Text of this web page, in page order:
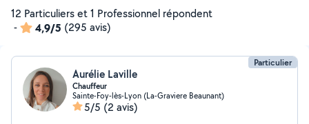
12 Particuliers et 1 Professionnel répondent
-
4,9/5 (295 avis)
Particulier
Aurélie Laville
Chauffeur
Sainte-Foy-lès-Lyon (La-Graviere Beaunant)
5/5 (2 avis)